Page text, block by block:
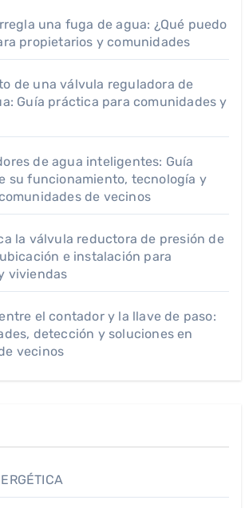
una fuga de agua: ¿Qué puedo
propietarios y comunidades
de una válvula reguladora de
Guía práctica para comunidades y
de agua inteligentes: Guía
su funcionamiento, tecnología y
de vecinos
la válvula reductora de presión de
e instalación para
viviendas
el contador y la llave de paso:
detección y soluciones en
vecinos